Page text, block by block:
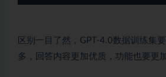
区别一目了然，GPT-4.0数据训练集
多，回答内容更加优质，功能也要更